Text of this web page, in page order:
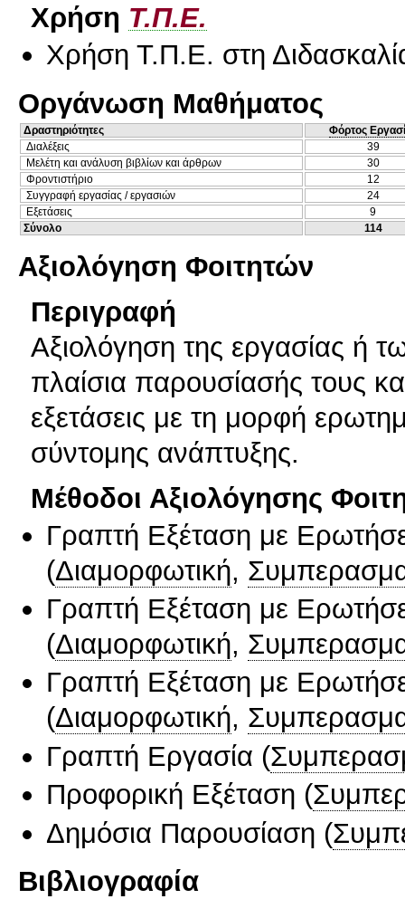
Χρήση Τ.Π.Ε.
Χρήση Τ.Π.Ε. στη
Οργάνωση Μαθήματος
Δραστηριότητες
Φόρτος
Διαλέξεις
39
Μελέτη και ανάλυση βιβλίων και άρθρων
30
Φροντιστήριο
12
Συγγραφή εργασίας / εργασιών
24
Εξετάσεις
9
Σύνολο
114
Αξιολόγηση Φοιτητών
Περιγραφή
Αξιολόγηση της εργασίας ή
πλαίσια παρουσίασής τους
εξετάσεις με τη μορφή
σύντομης ανάπτυξης.
Μέθοδοι Αξιολόγησης
Γραπτή Εξέταση με
(Διαμορφωτική,
Γραπτή Εξέταση με
(Διαμορφωτική,
Γραπτή Εξέταση με
(Διαμορφωτική,
Γραπτή Εργασία (
Προφορική Εξέταση (
Δημόσια Παρουσίαση (
Βιβλιογραφία